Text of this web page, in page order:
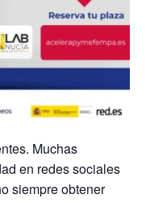
Muchas
en redes sociales
siempre obtener